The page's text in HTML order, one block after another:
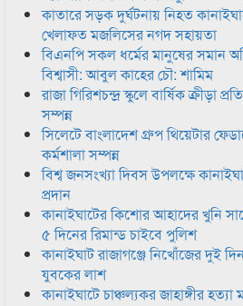
কাতারে সড়ক দুর্ঘটনায় নিহত
খেলাফত মজলিসের নগদ সহায়তা
বিএনপি সকল ধর্মের মানুষের সমান
বিশ্বাসী: আবুল কাহের চৌ: শামিম
রাজা গিরিশচন্দ্র স্কুলে বার্ষিক ক্রীড়া
সম্পন্ন
সিলেটে বাংলাদেশ গ্রুপ থিয়েটার
কর্মশালা সম্পন্ন
বিশ্ব জনসংখ্যা দিবস উপলক্ষে
প্রদান
কানাইঘাটের কিশোর আহাদের খুনি
৫ দিনের রিমান্ড চাইবে পুলিশ
কানাইঘাট রাজাগঞ্জে নিখোঁজের দুই
যুবকের লাশ
কানাইঘাটে চাঞ্চল্যকর জাহাঙ্গীর